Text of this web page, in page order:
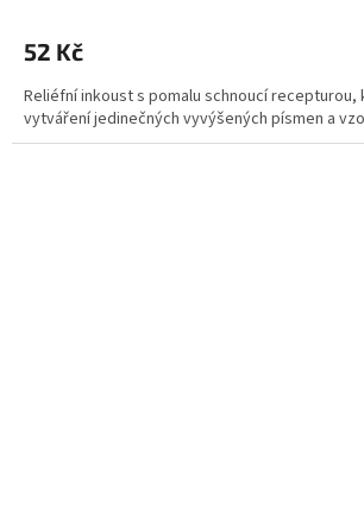
52 Kč
Reliéfní inkoust s pomalu schnoucí recepturou,
vytváření jedinečných vyvýšených písmen a